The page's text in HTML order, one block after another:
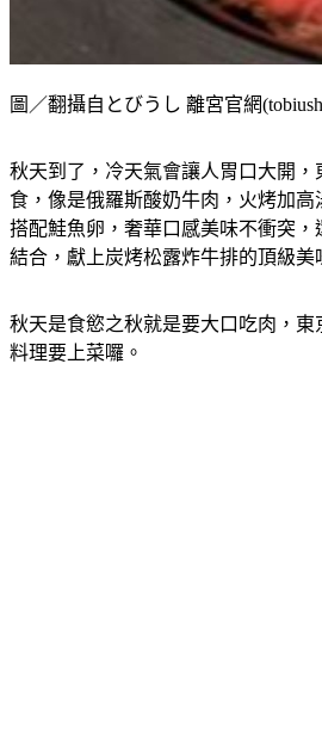
食，像是俄羅斯酸奶牛肉，火烤加高
搭配鮭魚卵，奢華口感美味不衝突
結合，獻上炭烤松露炸牛排的頂級美
料理要上菜囉。